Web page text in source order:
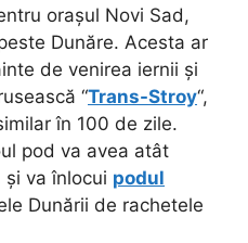
orașul Novi Sad,
Dunăre. Acesta ar
de venirea iernii și
“Trans-Stroy“,
în 100 de zile.
pod va avea atât
va înlocui podul
Dunării de rachetele